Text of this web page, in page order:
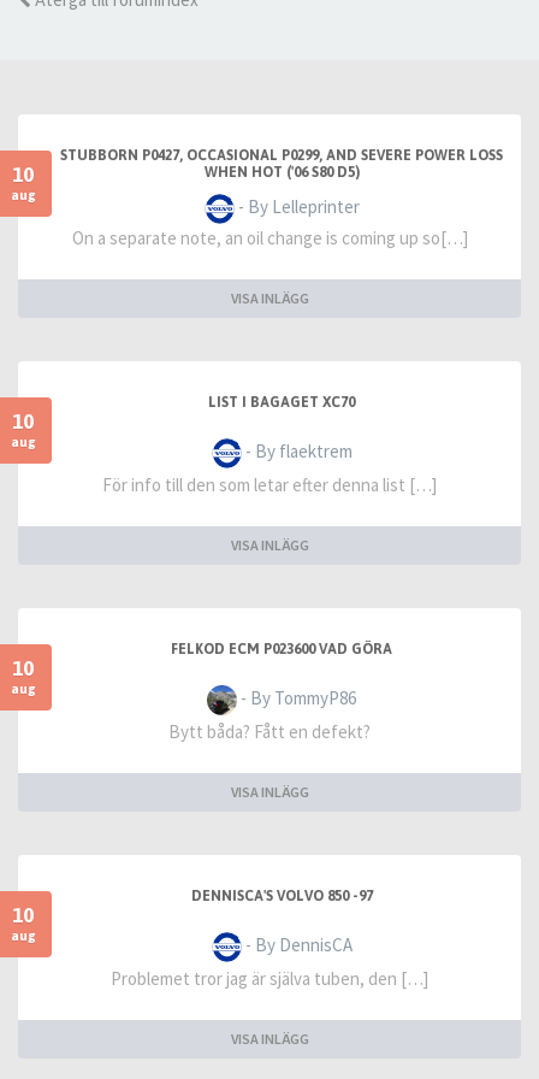
10
aug
STUBBORN P0427, OCCASIONAL P0299, AND SEVERE POWER LOSS
WHEN HOT ('06 S80 D5)
- By Lelleprinter
On a separate note, an oil change is coming up so[…]
VISA INLÄGG
10
aug
LIST I BAGAGET XC70
- By flaektrem
För info till den som letar efter denna list […]
VISA INLÄGG
10
aug
FELKOD ECM P023600 VAD GÖRA
- By TommyP86
Bytt båda? Fått en defekt?
VISA INLÄGG
10
aug
DENNISCA'S VOLVO 850 -97
- By DennisCA
Problemet tror jag är själva tuben, den […]
VISA INLÄGG